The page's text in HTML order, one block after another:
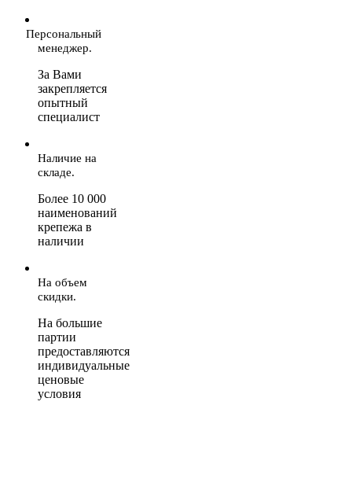
Персональный
менеджер.
За Вами
закрепляется
опытный
специалист
Наличие на
складе.
Более 10 000
наименований
крепежа в
наличии
На объем
скидки.
На большие
партии
предоставляются
индивидуальные
ценовые
условия